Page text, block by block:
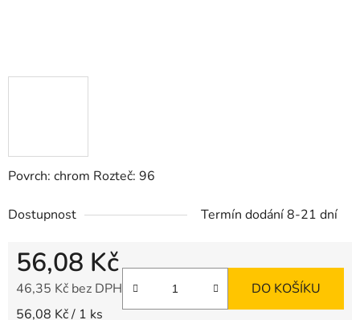
Povrch: chrom Rozteč: 96
Dostupnost Termín dodání 8-21 dní
56,08 Kč
46,35 Kč bez DPH
Měrná cena:
56,08 Kč / 1 ks
DO KOŠÍKU